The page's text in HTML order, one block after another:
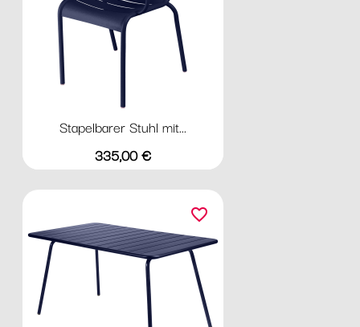
Stapelbarer Stuhl mit...
Preis
335,00 €
favorite_border